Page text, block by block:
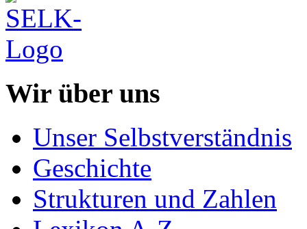
Wir über uns
Unser Selbstverständnis
Geschichte
Strukturen und Zahlen